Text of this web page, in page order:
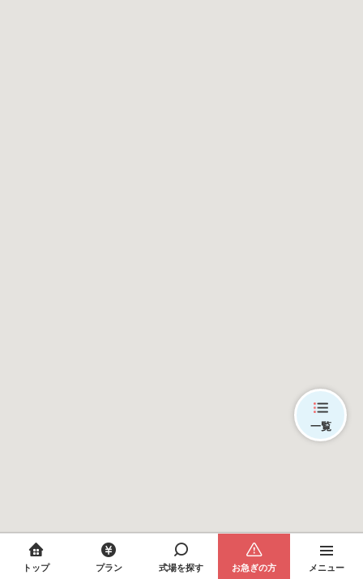
一覧
トップ プラン 式場を探す お急ぎの方 メニュー